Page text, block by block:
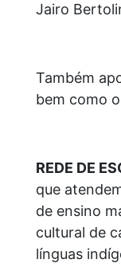
Jairo
Também
bem como
REDE DE
que
de ensino
cultural de
línguas